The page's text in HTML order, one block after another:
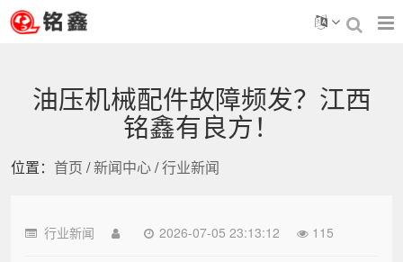
油压机械配件故障频发？江西
铭鑫有良方！
位置： 首页 /新闻中心/行业新闻
行业新闻 2026-07-05 23:13:12 115